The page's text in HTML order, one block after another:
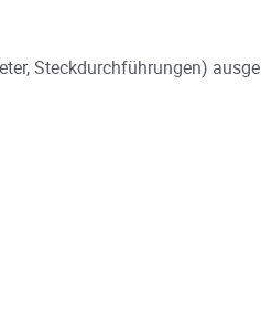
Steckdurchführungen)